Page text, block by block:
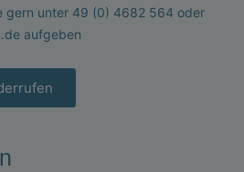
gern unter 49 (0) 4682 564 oder
aufgeben